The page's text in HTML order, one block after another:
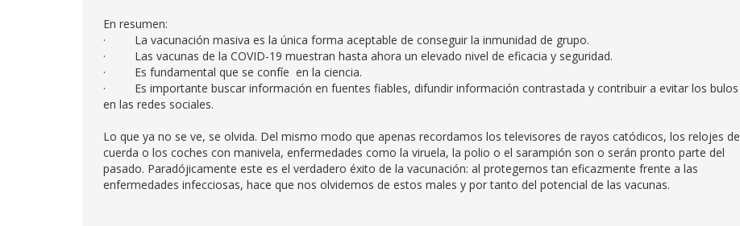
En resumen:
· La vacunación masiva es la única forma aceptable de conseguir la inmunidad de grupo.
· Las vacunas de la COVID-19 muestran hasta ahora un elevado nivel de eficacia y seguridad.
· Es fundamental que se confíe en la ciencia.
· Es importante buscar información en fuentes fiables, difundir información contrastada y contribuir a evitar los bulos
en las redes sociales.
Lo que ya no se ve, se olvida. Del mismo modo que apenas recordamos los televisores de rayos catódicos, los relojes de
cuerda o los coches con manivela, enfermedades como la viruela, la polio o el sarampión son o serán pronto parte del
pasado. Paradójicamente este es el verdadero éxito de la vacunación: al protegernos tan eficazmente frente a las
enfermedades infecciosas, hace que nos olvidemos de estos males y por tanto del potencial de las vacunas.